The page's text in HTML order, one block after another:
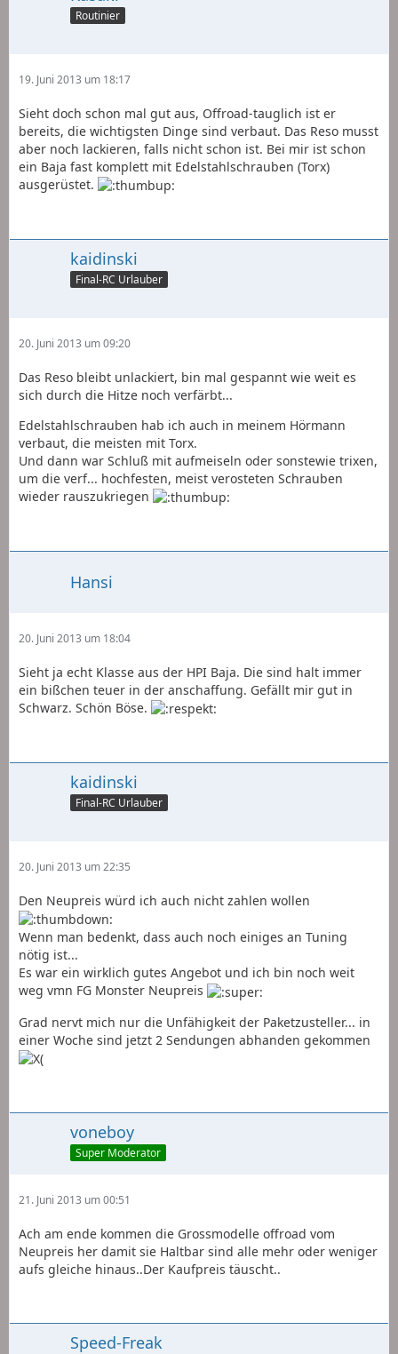
Routinier
19. Juni 2013 um 18:17
Sieht doch schon mal gut aus, Offroad-tauglich ist er
bereits, die wichtigsten Dinge sind verbaut. Das Reso musst
aber noch lackieren, falls nicht schon ist. Bei mir ist schon
ein Baja fast komplett mit Edelstahlschrauben (Torx)
ausgerüstet.
kaidinski
Final-RC Urlauber
20. Juni 2013 um 09:20
Das Reso bleibt unlackiert, bin mal gespannt wie weit es
sich durch die Hitze noch verfärbt...
Edelstahlschrauben hab ich auch in meinem Hörmann
verbaut, die meisten mit Torx.
Und dann war Schluß mit aufmeiseln oder sonstewie trixen,
um die verf... hochfesten, meist verosteten Schrauben
wieder rauszukriegen
Hansi
20. Juni 2013 um 18:04
Sieht ja echt Klasse aus der HPI Baja. Die sind halt immer
ein bißchen teuer in der anschaffung. Gefällt mir gut in
Schwarz. Schön Böse.
kaidinski
Final-RC Urlauber
20. Juni 2013 um 22:35
Den Neupreis würd ich auch nicht zahlen wollen
Wenn man bedenkt, dass auch noch einiges an Tuning
nötig ist...
Es war ein wirklich gutes Angebot und ich bin noch weit
weg vmn FG Monster Neupreis
Grad nervt mich nur die Unfähigkeit der Paketzusteller... in
einer Woche sind jetzt 2 Sendungen abhanden gekommen
voneboy
Super Moderator
21. Juni 2013 um 00:51
Ach am ende kommen die Grossmodelle offroad vom
Neupreis her damit sie Haltbar sind alle mehr oder weniger
aufs gleiche hinaus..Der Kaufpreis täuscht..
Speed-Freak